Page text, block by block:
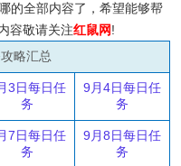
的全部内容了，希望能够帮
容敬请关注红鼠网!
略汇总
3日每日任
务
9月4日每日任
务
7日每日任
务
9月8日每日任
务